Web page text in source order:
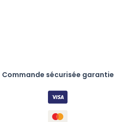
Commande sécurisée garantie